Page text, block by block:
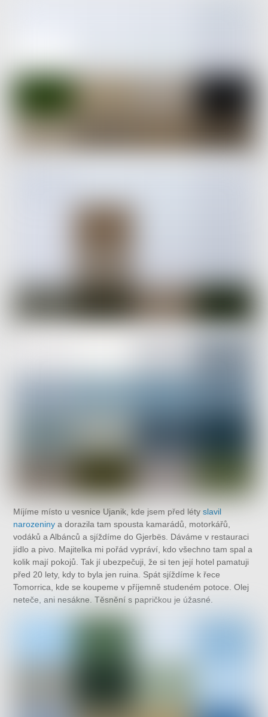
Míjíme místo u vesnice Ujanik, kde jsem před létyslavil
narozeniny a dorazila tam spousta kamarádů, motorkářů,
vodáků a Albánců a sjíždíme do Gjerbës. Dáváme v restauraci
jídlo a pivo. Majitelka mi pořád vypráví, kdo všechno tam spal a
kolik mají pokojů. Tak jí ubezpečuji, že si ten její hotel pamatuji
před 20 lety, kdy to byla jen ruina. Spát sjíždíme k řece
Tomorrica, kde se koupeme v příjemně studeném potoce. Olej
neteče, ani nesákne. Těsnění s papričkou je úžasné.